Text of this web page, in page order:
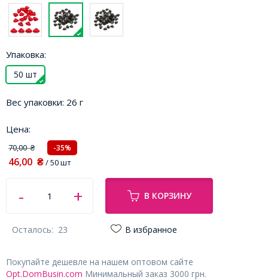
Упаковка:
50 шт
Вес упаковки: 26 г
Цена:
70,00₴ -35%
46,00 ₴/ 50 шт
В КОРЗИНУ
Осталось: 23 В избранное
Покупайте дешевле на нашем оптовом сайте
Opt.DomBusin.com Минимальный заказ 3000 грн.